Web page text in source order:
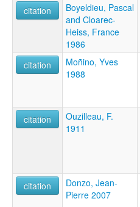
citation
Boyeldieu, Pascal
and Cloarec-
Heiss, France
1986
citation
Moñino, Yves
1988
citation
Ouzilleau, F.
1911
citation
Donzo, Jean-
Pierre 2007